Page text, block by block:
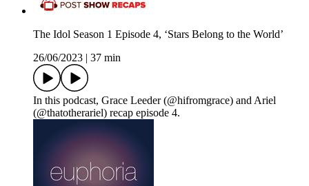
The Idol Season 1 Episode 4, ‘Stars Belong to the World’
26/06/2023
37 min
In this podcast, Grace Leeder (@hifromgrace) and Ariel
(@thatotherariel) recap episode 4.